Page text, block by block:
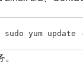
sudo yum